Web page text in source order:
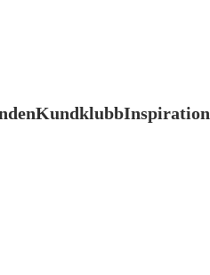
KundklubbInspiration